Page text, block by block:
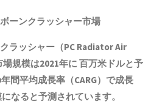
ボーンクラッシャー市場
ラッシャー （PC Radiator Air
規模は2021年に 百万米ドルと予
間平均成長率（CARG）で成長
なると予測されています。